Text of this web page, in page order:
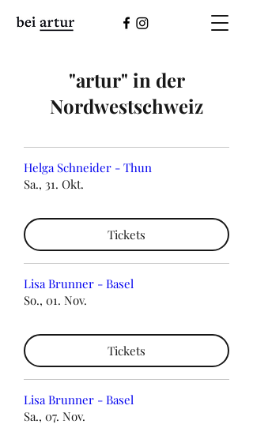
​"artur" in der
Nordwestschweiz
Helga Schneider - Thun
Sa., 31. Okt.
Tickets
Lisa Brunner - Basel
So., 01. Nov.
Tickets
Lisa Brunner - Basel
Sa., 07. Nov.